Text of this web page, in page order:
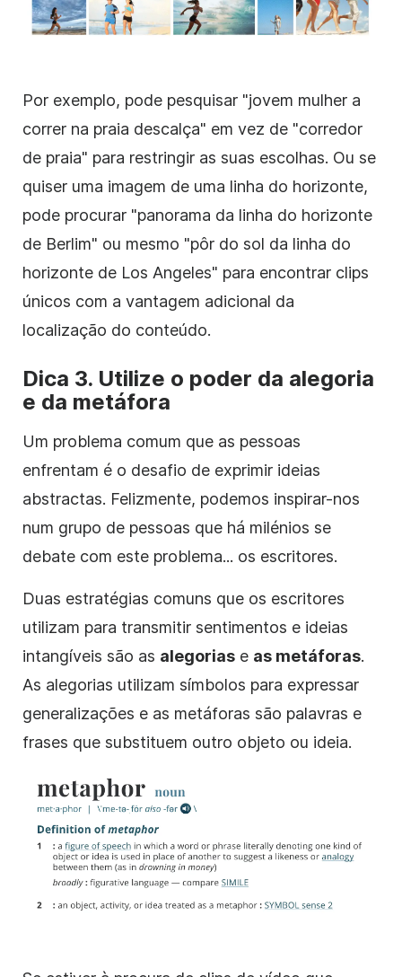
Por exemplo, pode pesquisar "jovem mulher a
correr na praia descalça" em vez de "corredor
de praia" para restringir as suas escolhas. Ou se
quiser uma imagem de uma linha do horizonte,
pode procurar "panorama da linha do horizonte
de Berlim" ou mesmo "pôr do sol da linha do
horizonte de Los Angeles" para encontrar clips
únicos com a vantagem adicional da
localização do conteúdo.
Dica 3. Utilize o poder da alegoria
e da metáfora
Um problema comum que as pessoas
enfrentam é o desafio de exprimir ideias
abstractas. Felizmente, podemos inspirar-nos
num grupo de pessoas que há milénios se
debate com este problema... os escritores.
Duas estratégias comuns que os escritores
utilizam para transmitir sentimentos e ideias
intangíveis são as alegorias e as metáforas.
As alegorias utilizam símbolos para expressar
generalizações e as metáforas são palavras e
frases que substituem outro objeto ou ideia.